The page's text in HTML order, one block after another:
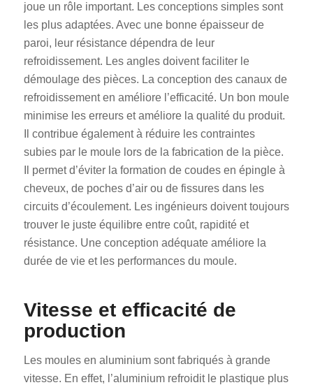
joue un rôle important. Les conceptions simples sont
les plus adaptées. Avec une bonne épaisseur de
paroi, leur résistance dépendra de leur
refroidissement. Les angles doivent faciliter le
démoulage des pièces. La conception des canaux de
refroidissement en améliore l’efficacité. Un bon moule
minimise les erreurs et améliore la qualité du produit.
Il contribue également à réduire les contraintes
subies par le moule lors de la fabrication de la pièce.
Il permet d’éviter la formation de coudes en épingle à
cheveux, de poches d’air ou de fissures dans les
circuits d’écoulement. Les ingénieurs doivent toujours
trouver le juste équilibre entre coût, rapidité et
résistance. Une conception adéquate améliore la
durée de vie et les performances du moule.
Vitesse et efficacité de
production
Les moules en aluminium sont fabriqués à grande
vitesse. En effet, l’aluminium refroidit le plastique plus